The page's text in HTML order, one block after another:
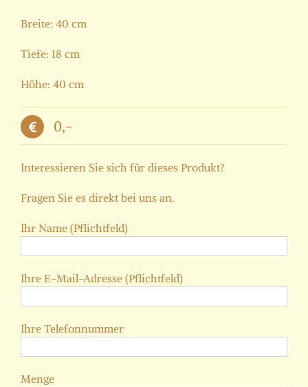
Breite: 40 cm
Tiefe: 18 cm
Höhe: 40 cm
0,-
Interessieren Sie sich für dieses Produkt?
Fragen Sie es direkt bei uns an.
Ihr Name (Pflichtfeld)
Ihre E-Mail-Adresse (Pflichtfeld)
Ihre Telefonnummer
Menge